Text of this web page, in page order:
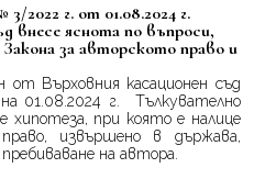
2022 г. от 01.08.2024 г.
внесе яснота по въпроси,
Закона за авторското право и
от Върховния касационен съд
01.08.2024 г. Тълкувателно
при която е налице
извършено в държава,
на автора.